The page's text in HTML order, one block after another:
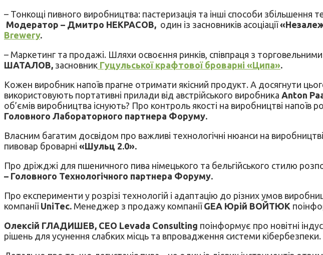
– Тонкощі пивного виробництва: пастеризація та інші способи збільшення
Модератор – Дмитро НЕКРАСОВ, один із засновників асоціації
Brewery.
– Маркетинг та продажі. Шляхи освоєння ринків, співпраця з
ШАТАЛОВ, засновник Гуцульської крафтової броварні «Ципа».
Кожен виробник напоїв прагне отримати якісний продукт. А досягнути
використовують портативні прилади від австрійського виробника Anton
об’ємів виробництва існують? Про контроль якості на виробництві
Головного Лабораторного партнера Форуму.
Власним багатим досвідом про важливі технологічні нюанси на
пивовар броварні «Шульц 2.0».
Про дріжджі для пшеничного пива німецького та бельгійського стилю
– Головного Технологічного партнера Форуму.
Про експерименти у розрізі технологій і адаптацію до різних умов
компаніїUniTec. Менеджер з продажу компанії GEA Юрій ВОЙТЮК
Олексій ГЛАДИШЕВ, СЕО Levada Consulting поінформує про новітні
рішень для усунення слабких місць та впровадження системи кібербезпеки.